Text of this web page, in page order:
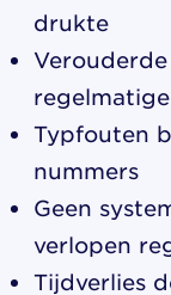
drukte
Typfouten
nummers
Geen
verlopen
Tijdverlies